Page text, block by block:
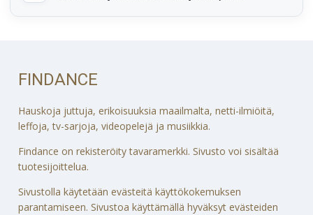
FINDANCE
Hauskoja juttuja, erikoisuuksia maailmalta, netti-ilmiöitä,
leffoja, tv-sarjoja, videopelejä ja musiikkia.
Findance on rekisteröity tavaramerkki. Sivusto voi sisältää
tuotesijoittelua.
Sivustolla käytetään evästeitä käyttökokemuksen
parantamiseen. Sivustoa käyttämällä hyväksyt evästeiden